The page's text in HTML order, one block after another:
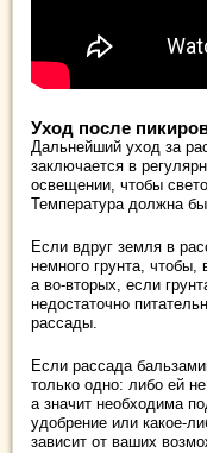
Уход после
Дальнейший уход за
заключается в
освещении, чтобы
Температура должна
Если вдруг земля в
немного грунта,
а во-вторых, если
недостаточно
рассады.
Если рассада
только одно: либо ей
а значит необходима
удобрение или какое-
зависит от ваших